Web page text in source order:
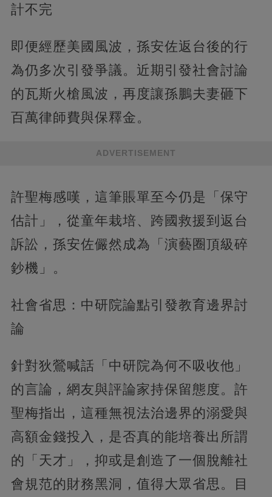
計不完
即便經歷美國風波，孫安佐返台後的行
為仍多次引發爭議。近期引發社會討論
的瓦斯火槍風波，再度讓孫鵬夫妻砸下
百萬律師費與保釋金。
ADVERTISEMENT
許聖梅感嘆，這筆賬單至今仍是「保守
估計」，從童年栽培、跨國救援到返台
訴訟，孫安佐儼然成為「演藝圈頂級碎
鈔機」。
社會省思：中研院論點引發教育邊界討
論
針對狄鶯喊話「中研院為何不吸收他」
的言論，網友與評論家持保留態度。許
聖梅指出，這種無視法治邊界的溺愛與
高額金錢投入，是否真的能培養出所謂
的「天才」，抑或是創造了一個脫離社
會規范的財務黑洞，值得大眾省思。目